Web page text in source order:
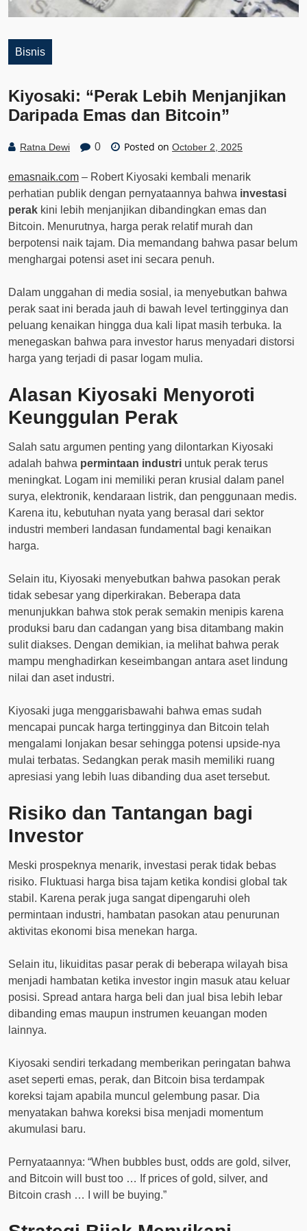
Bisnis
Kiyosaki: “Perak Lebih Menjanjikan
Daripada Emas dan Bitcoin”
Ratna Dewi 0 Posted on October 2, 2025
emasnaik.com – Robert Kiyosaki kembali menarik
perhatian publik dengan pernyataannya bahwa investasi
perak kini lebih menjanjikan dibandingkan emas dan
Bitcoin. Menurutnya, harga perak relatif murah dan
berpotensi naik tajam. Dia memandang bahwa pasar belum
menghargai potensi aset ini secara penuh.
Dalam unggahan di media sosial, ia menyebutkan bahwa
perak saat ini berada jauh di bawah level tertingginya dan
peluang kenaikan hingga dua kali lipat masih terbuka. Ia
menegaskan bahwa para investor harus menyadari distorsi
harga yang terjadi di pasar logam mulia.
Alasan Kiyosaki Menyoroti
Keunggulan Perak
Salah satu argumen penting yang dilontarkan Kiyosaki
adalah bahwa permintaan industri untuk perak terus
meningkat. Logam ini memiliki peran krusial dalam panel
surya, elektronik, kendaraan listrik, dan penggunaan medis.
Karena itu, kebutuhan nyata yang berasal dari sektor
industri memberi landasan fundamental bagi kenaikan
harga.
Selain itu, Kiyosaki menyebutkan bahwa pasokan perak
tidak sebesar yang diperkirakan. Beberapa data
menunjukkan bahwa stok perak semakin menipis karena
produksi baru dan cadangan yang bisa ditambang makin
sulit diakses. Dengan demikian, ia melihat bahwa perak
mampu menghadirkan keseimbangan antara aset lindung
nilai dan aset industri.
Kiyosaki juga menggarisbawahi bahwa emas sudah
mencapai puncak harga tertingginya dan Bitcoin telah
mengalami lonjakan besar sehingga potensi upside-nya
mulai terbatas. Sedangkan perak masih memiliki ruang
apresiasi yang lebih luas dibanding dua aset tersebut.
Risiko dan Tantangan bagi
Investor
Meski prospeknya menarik, investasi perak tidak bebas
risiko. Fluktuasi harga bisa tajam ketika kondisi global tak
stabil. Karena perak juga sangat dipengaruhi oleh
permintaan industri, hambatan pasokan atau penurunan
aktivitas ekonomi bisa menekan harga.
Selain itu, likuiditas pasar perak di beberapa wilayah bisa
menjadi hambatan ketika investor ingin masuk atau keluar
posisi. Spread antara harga beli dan jual bisa lebih lebar
dibanding emas maupun instrumen keuangan moden
lainnya.
Kiyosaki sendiri terkadang memberikan peringatan bahwa
aset seperti emas, perak, dan Bitcoin bisa terdampak
koreksi tajam apabila muncul gelembung pasar. Dia
menyatakan bahwa koreksi bisa menjadi momentum
akumulasi baru.
Pernyataannya: “When bubbles bust, odds are gold, silver,
and Bitcoin will bust too … If prices of gold, silver, and
Bitcoin crash … I will be buying.”